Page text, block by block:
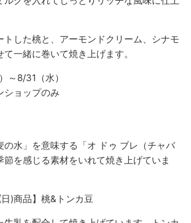
トした桃と、アーモンドクリーム、シナモ
一緒に巻いて焼き上げます。
～8/31（水）
ショップのみ
の水」を意味する「オ ドゥ ブレ（チャバ
節を感じる素材をいれて焼き上げていま
)商品】桃&トンカ豆